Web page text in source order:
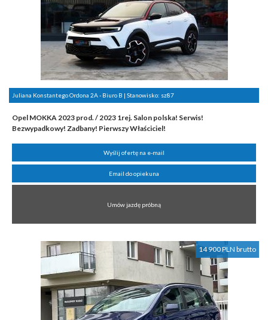
Juliana Konstantego Ordona 2A - Biuro B | Stanowisko: sz87
Opel MOKKA 2023 prod. / 2023 1rej. Salon polska! Serwis!
Bezwypadkowy! Zadbany! Pierwszy Właściciel!
Wyślij ofertę na e-mail
Email do opiekuna
Umów jazdę próbną
14 900 PLN brutto